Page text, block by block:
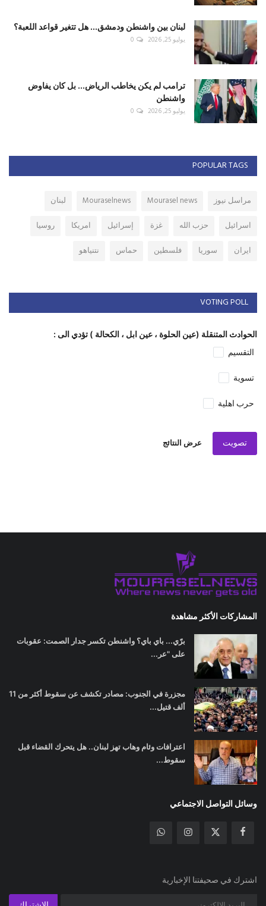
لبنان بين واشنطن ودمشق... هل تتغير قواعد اللعبة؟
يوليو 25, 2026 0
ترامب لم يكن يخاطب الرياض... بل كان يفاوض
واشنطن
يوليو 25, 2026 0
POPULAR TAGS
مراسل نيوز Mourasel news
Mouraselnews
لبنان
اسرائيل
حزب الله غزة إسرائيل امريكا
روسيا
ايران
سوريا فلسطين حماس نتنياهو
VOTING POLL
الحوادث المتنقلة (عين الحلوة ، عين ابل ، الكحالة ) تؤدي الى :
التقسيم
تسوية
حرب اهلية
تصويت عرض النتائج
المشاركات الأكثر مشاهدة
برّي... باي باي؟ واشنطن تكسر جدار الصمت: عقوبات
على "عر...
مجزرة في الجنوب: مصادر تكشف عن سقوط أكثر من 11
ألف قتيل...
اعترافات وئام وهاب تهز لبنان.. هل يتحرك القضاء قبل
سقوط...
وسائل التواصل الاجتماعي
اشترك في صحيفتنا الإخبارية